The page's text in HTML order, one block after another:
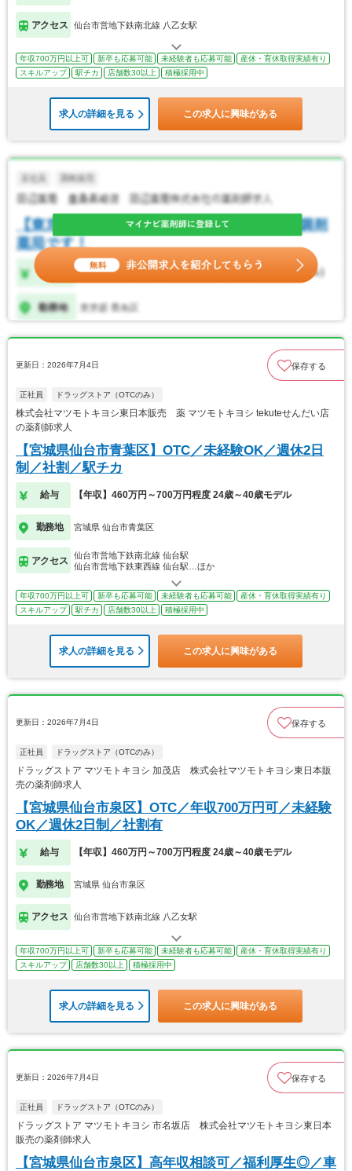
アクセス 仙台市営地下鉄南北線 八乙女駅
年収700万円以上可 新卒も応募可能 未経験者も応募可能
産休・育休取得実績有り
スキルアップ
駅チカ 店舗数30以上 積極採用中
求人の詳細を見る この求人に興味がある
更新日：2026年7月4日 保存する
正社員 ドラッグストア（OTCのみ）
株式会社マツモトキヨシ東日本販売 薬 マツモトキヨシ tekuteせんだい店
の薬剤師求人
【宮城県仙台市青葉区】OTC／未経験OK／週休2日
制／社割／駅チカ
給与 【年収】460万円～700万円程度 24歳～40歳モデル
勤務地 宮城県 仙台市青葉区
アクセス
仙台市営地下鉄南北線 仙台駅
仙台市営地下鉄東西線 仙台駅…ほか
年収700万円以上可 新卒も応募可能 未経験者も応募可能
産休・育休取得実績有り
スキルアップ
駅チカ 店舗数30以上 積極採用中
求人の詳細を見る この求人に興味がある
更新日：2026年7月4日 保存する
正社員 ドラッグストア（OTCのみ）
ドラッグストア マツモトキヨシ 加茂店 株式会社マツモトキヨシ東日本販
売の薬剤師求人
【宮城県仙台市泉区】OTC／年収700万円可／未経験
OK／週休2日制／社割有
給与 【年収】460万円～700万円程度 24歳～40歳モデル
勤務地 宮城県 仙台市泉区
アクセス 仙台市営地下鉄南北線 八乙女駅
年収700万円以上可 新卒も応募可能 未経験者も応募可能
産休・育休取得実績有り
スキルアップ
店舗数30以上 積極採用中
求人の詳細を見る この求人に興味がある
更新日：2026年7月4日 保存する
正社員 ドラッグストア（OTCのみ）
ドラッグストア マツモトキヨシ 市名坂店 株式会社マツモトキヨシ東日本
販売の薬剤師求人
【宮城県仙台市泉区】高年収相談可／福利厚生◎／車